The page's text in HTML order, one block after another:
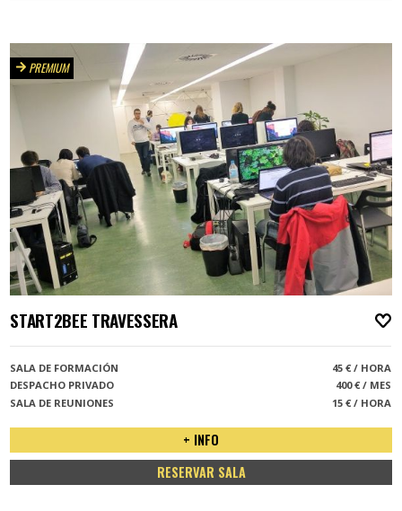
PREMIUM
START2BEE TRAVESSERA
SALA DE FORMACIÓN
45 € / HORA
DESPACHO PRIVADO
400 € / MES
SALA DE REUNIONES
15 € / HORA
+ INFO
RESERVAR SALA